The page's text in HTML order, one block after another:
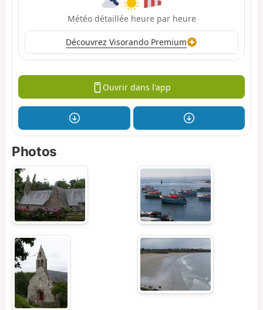
Météo détaillée heure par heure
Découvrez Visorando Premium
Ouvrir dans l'app
Photos